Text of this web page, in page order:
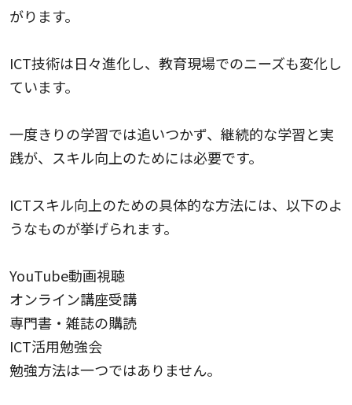
がります。
ICT技術は日々進化し、教育現場でのニーズも変化し
ています。
一度きりの学習では追いつかず、継続的な学習と実
践が、スキル向上のためには必要です。
ICTスキル向上のための具体的な方法には、以下のよ
うなものが挙げられます。
YouTube動画視聴
オンライン講座受講
専門書・雑誌の購読
ICT活用勉強会
勉強方法は一つではありません。